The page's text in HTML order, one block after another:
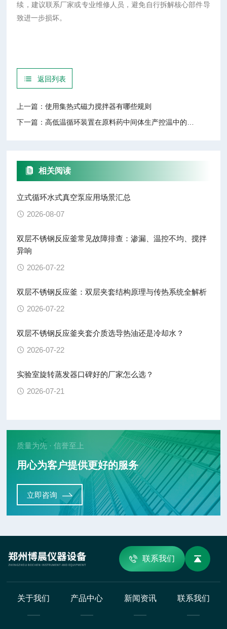
续，建议联系厂家或专业维修人员，避免自行拆解核心部件导
致进一步损坏。
返回列表
上一篇：使用集热式磁力搅拌器有哪些规则
下一篇：高低温循环装置在原料药中间体生产控温中的应用事项
相关阅读
立式循环水式真空泵应用场景汇总
2026-08-07
双层不锈钢反应釜常见故障排查：渗漏、温控不均、搅拌
异响
2026-07-22
双层不锈钢反应釜：双层夹套结构原理与传热系统全解析
2026-07-22
双层不锈钢反应釜夹套介质选导热油还是冷却水？
2026-07-22
实验室旋转蒸发器口碑好的厂家怎么选？
2026-07-21
质量为先 · 信誉至上
用心为客户提供更好的服务
立即咨询
联系我们
关于我们 产品中心 新闻资讯 联系我们